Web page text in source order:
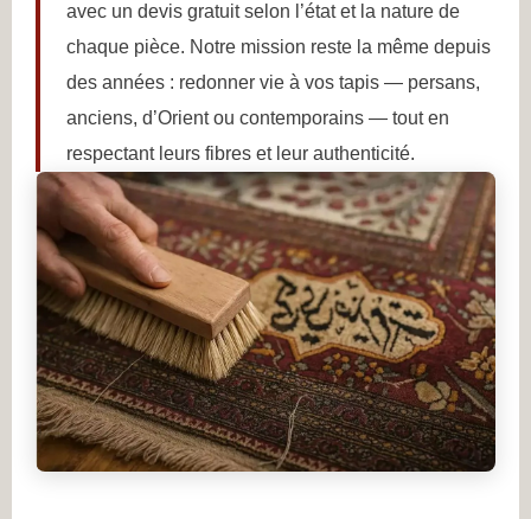
avec un devis gratuit selon l’état et la nature de
chaque pièce. Notre mission reste la même depuis
des années : redonner vie à vos tapis — persans,
anciens, d’Orient ou contemporains — tout en
respectant leurs fibres et leur authenticité.